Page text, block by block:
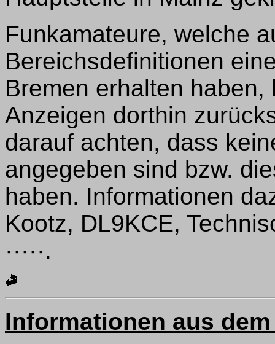
Funkamateure, welche
Bereichsdefinitionen
Bremen erhalten
Anzeigen dorthin
darauf achten, dass
angegeben sind bzw.
haben. Informationen
Kootz, DL9KCE,
·····.
Informationen aus